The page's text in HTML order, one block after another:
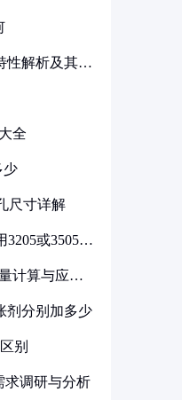
性解析及其在
全
少
尺寸详解
3205或3505代
计算与应用
剂分别加多少
别
求调研与分析